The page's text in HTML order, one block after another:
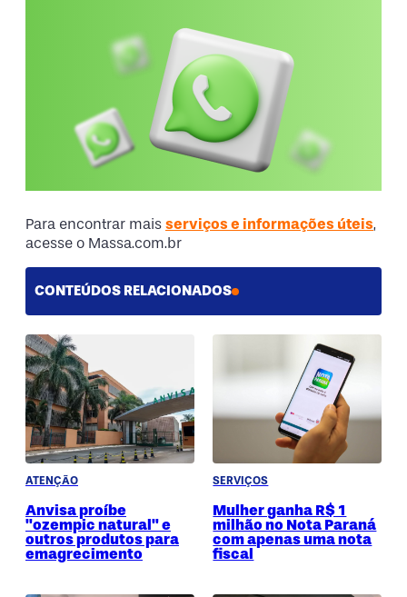
Para encontrar mais serviços e informações úteis,
acesse o Massa.com.br
CONTEÚDOS RELACIONADOS
ATENÇÃO
Anvisa proíbe
"ozempic natural" e
outros produtos para
emagrecimento
SERVIÇOS
Mulher ganha R$ 1
milhão no Nota Paraná
com apenas uma nota
fiscal